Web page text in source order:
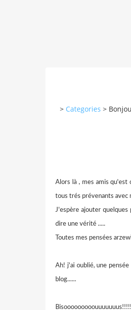
> Categories >
Alors là , mes amis qu'est
tous trés prévenants avec
J'espère ajouter quelques
dire une vérité .....
Toutes mes pensées
Ah! j'ai oublié, une
blog......